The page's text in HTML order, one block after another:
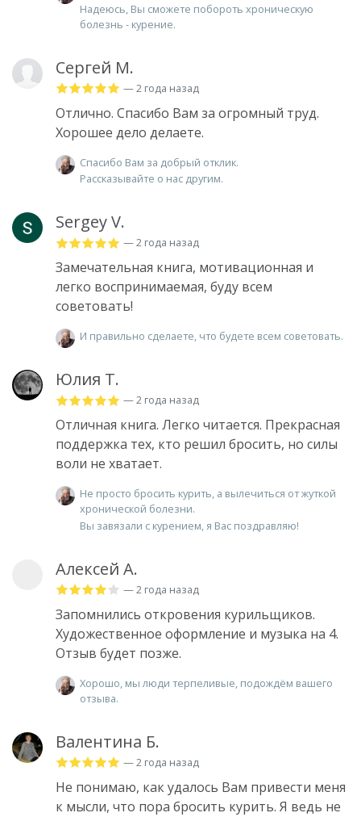
Надеюсь, Вы сможете побороть хроническую
болезнь - курение.
Сергей М.
— 2 года назад
Отлично. Спасибо Вам за огромный труд.
Хорошее дело делаете.
Спасибо Вам за добрый отклик.
Рассказывайте о нас другим.
Sergey V.
— 2 года назад
Замечательная книга, мотивационная и
легко воспринимаемая, буду всем
советовать!
И правильно сделаете, что будете всем советовать.
Юлия Т.
— 2 года назад
Отличная книга. Легко читается. Прекрасная
поддержка тех, кто решил бросить, но силы
воли не хватает.
Не просто бросить курить, а вылечиться от жуткой
хронической болезни.
Вы завязали с курением, я Вас поздравляю!
Алексей А.
— 2 года назад
Запомнились откровения курильщиков.
Художественное оформление и музыка на 4.
Отзыв будет позже.
Хорошо, мы люди терпеливые, подождём вашего
отзыва.
Валентина Б.
— 2 года назад
Не понимаю, как удалось Вам привести меня
к мысли, что пора бросить курить. Я ведь не